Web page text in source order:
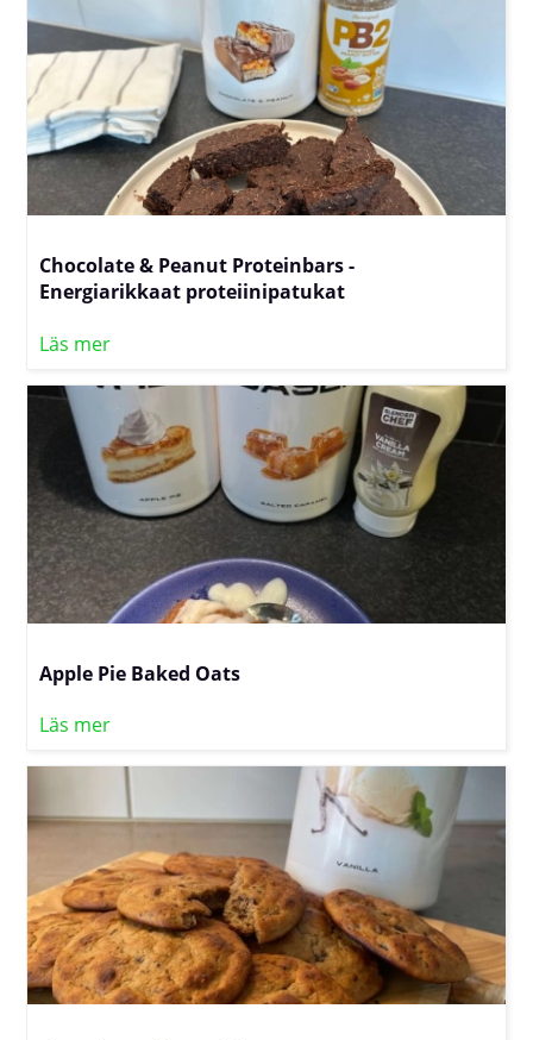
Chocolate & Peanut Proteinbars -
Energiarikkaat proteiinipatukat
Läs mer
Apple Pie Baked Oats
Läs mer